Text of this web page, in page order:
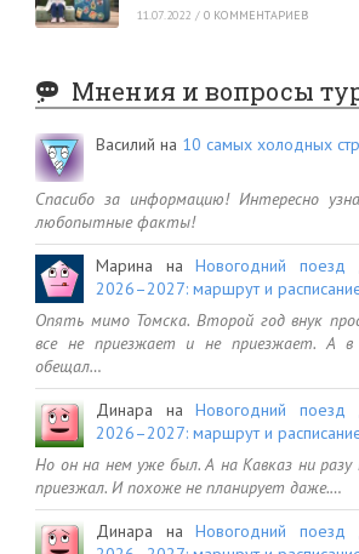
11.07.2022 / 0 КОММЕНТАРИЕВ
Мнения и вопросы
Василий на 10 самых холодных
Спасибо за информацию! Интересно
любопытные факты!
Марина наНовогодний
2026–2027: маршрут и
Опять мимо Томска. Второй год внук
все не приезжает и не приезжает. А в
обещал…
Динара наНовогодний
2026–2027: маршрут и
Но он на нем уже был. А на Кавказ ни разу
приезжал. И похоже не планирует даже.…
Динара наНовогодний